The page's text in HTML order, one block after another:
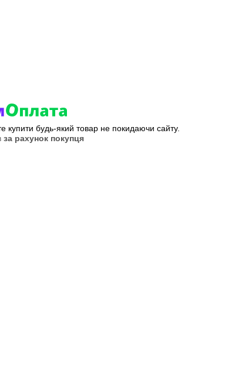
купити будь-який товар не покидаючи сайту.
за рахунок покупця